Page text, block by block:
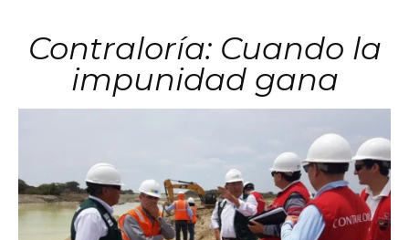
Contraloría: Cuando la
impunidad gana